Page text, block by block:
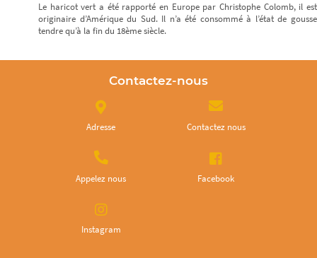
Le haricot vert a été rapporté en Europe par Christophe Colomb, il est
originaire d’Amérique du Sud. Il n’a été consommé à l’état de gousse
tendre qu’à la fin du 18ème siècle.
Contactez-nous
Adresse Contactez nous
Appelez nous Facebook
Instagram